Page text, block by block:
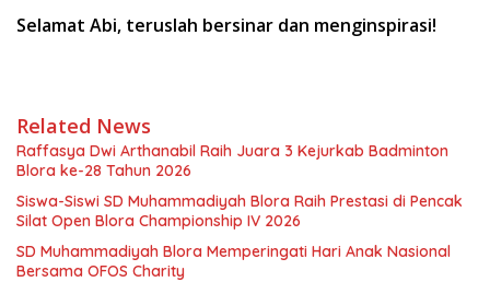
Selamat Abi, teruslah bersinar dan menginspirasi!
Related News
Raffasya Dwi Arthanabil Raih Juara 3 Kejurkab Badminton
Blora ke-28 Tahun 2026
Siswa-Siswi SD Muhammadiyah Blora Raih Prestasi di Pencak
Silat Open Blora Championship IV 2026
SD Muhammadiyah Blora Memperingati Hari Anak Nasional
Bersama OFOS Charity